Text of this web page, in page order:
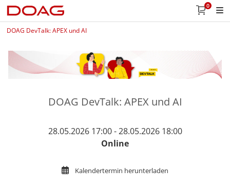
0
DOAG DevTalk: APEX und AI
DOAG DevTalk: APEX und AI
28.05.2026 17:00 - 28.05.2026 18:00
Online
Kalendertermin herunterladen